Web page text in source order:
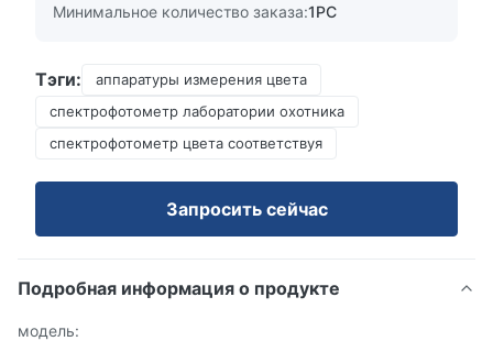
Минимальное количество заказа:1PC
Тэги:
аппаратуры измерения цвета
спектрофотометр лаборатории охотника
спектрофотометр цвета соответствуя
Запросить сейчас
Подробная информация о продукте
модель: